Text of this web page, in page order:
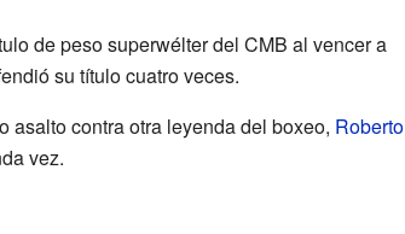
de peso superwélter del CMB al vencer a
su título cuatro veces.
asalto contra otra leyenda del boxeo, Roberto
vez.